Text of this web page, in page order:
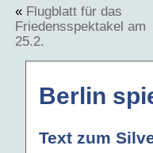
« Flugblatt für das
Friedensspektakel am
25.2.
Berlin
Text zum